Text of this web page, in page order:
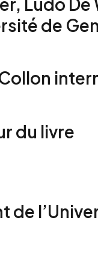
de
du livre
de